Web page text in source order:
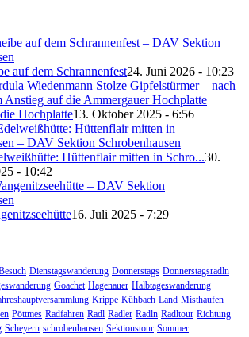
auf dem Schrannenfest24. Juni 2026 - 10:23
Hochplatte13. Oktober 2025 - 6:56
Hüttenflair mitten in Schro...30.
- 10:42
16. Juli 2025 - 7:29
Dienstagswanderung Donnerstags Donnerstagsradln
Goachet Hagenauer Halbtageswanderung
Krippe Kühbach Land Misthaufen
Pöttmes Radfahren Radl Radler Radln Radltour Richtung
Scheyern schrobenhausen Sektionstour Sommer